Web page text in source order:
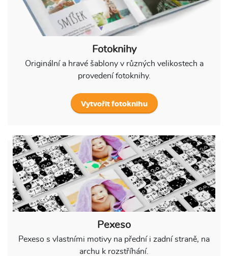
Fotoknihy
Originální a hravé šablony v různých velikostech a
provedení fotoknihy.
Vytvořit fotoknihu
Pexeso
Pexeso s vlastními motivy na přední i zadní straně, na
archu k rozstříhání.